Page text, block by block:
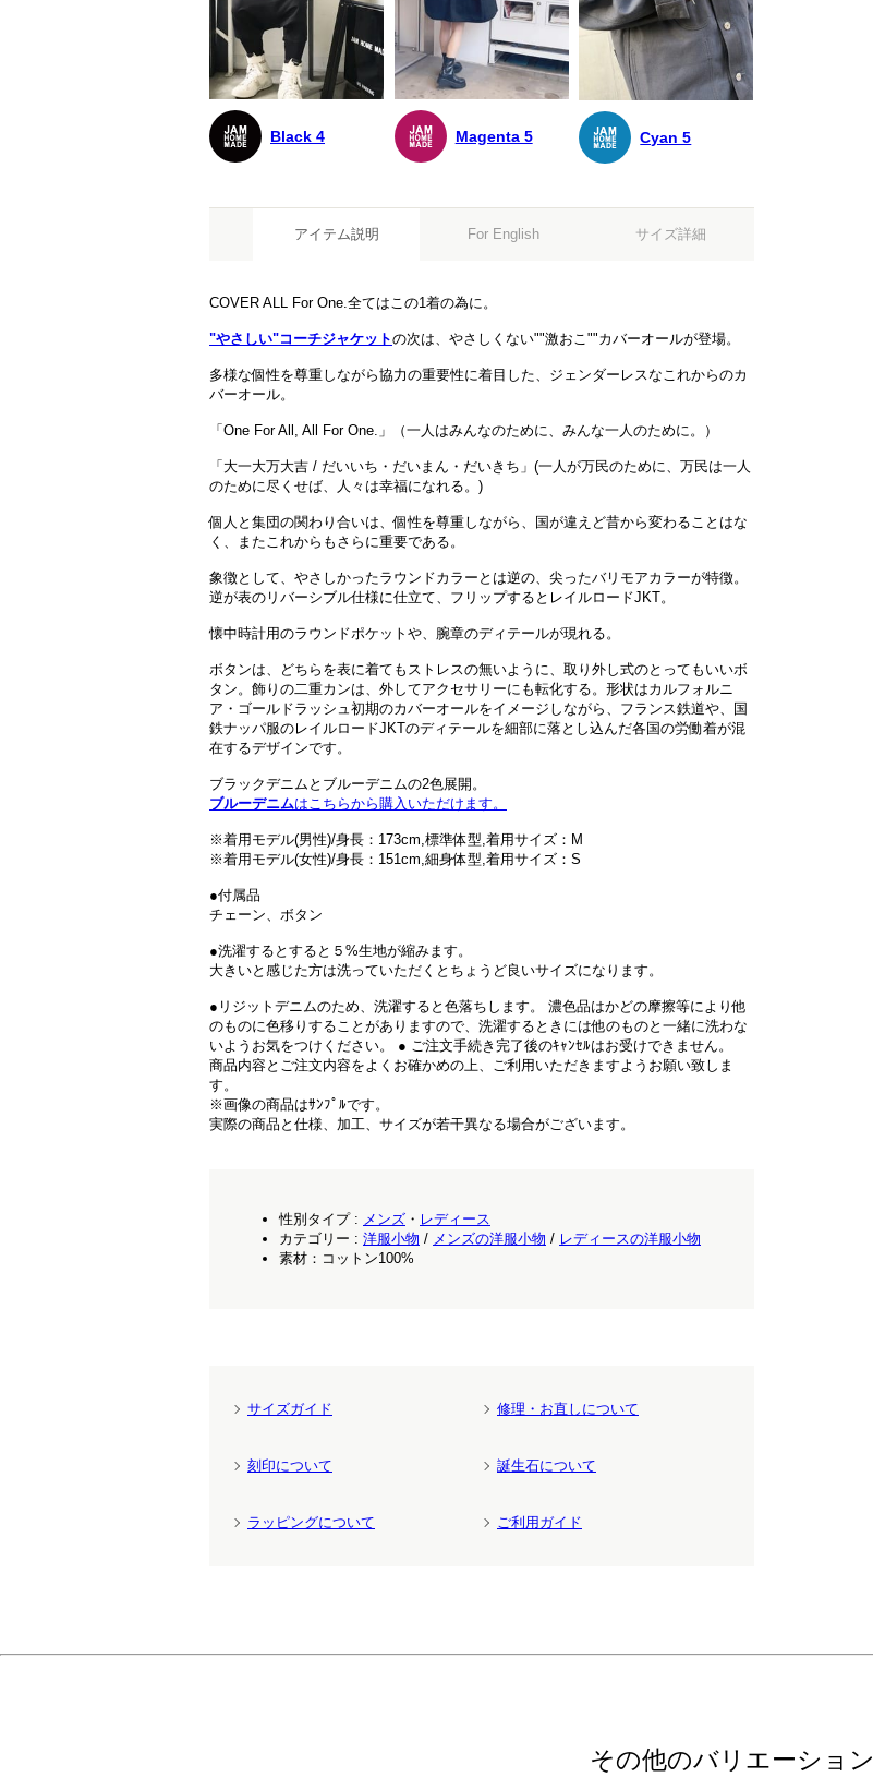
Black 4 Magenta 5 Cyan 5
アイテム説明 For English サイズ詳細
COVER ALL For One.全てはこの1着の為に。
"やさしい"コーチジャケットの次は、やさしくない""激おこ""カバーオールが登場。
多様な個性を尊重しながら協力の重要性に着目した、ジェンダーレスなこれからのカ
バーオール。
「One For All, All For One.」（一人はみんなのために、みんな一人のために。）
「大一大万大吉 / だいいち・だいまん・だいきち」(一人が万民のために、万民は一人
のために尽くせば、人々は幸福になれる。)
個人と集団の関わり合いは、個性を尊重しながら、国が違えど昔から変わることはな
く、またこれからもさらに重要である。
象徴として、やさしかったラウンドカラーとは逆の、尖ったバリモアカラーが特徴。
逆が表のリバーシブル仕様に仕立て、フリップするとレイルロードJKT。
懐中時計用のラウンドポケットや、腕章のディテールが現れる。
ボタンは、どちらを表に着てもストレスの無いように、取り外し式のとってもいいボ
タン。飾りの二重カンは、外してアクセサリーにも転化する。形状はカルフォルニ
ア・ゴールドラッシュ初期のカバーオールをイメージしながら、フランス鉄道や、国
鉄ナッパ服のレイルロードJKTのディテールを細部に落とし込んだ各国の労働着が混
在するデザインです。
ブラックデニムとブルーデニムの2色展開。
ブルーデニムはこちらから購入いただけます。
※着用モデル(男性)/身長：173cm,標準体型,着用サイズ：M
※着用モデル(女性)/身長：151cm,細身体型,着用サイズ：S
●付属品
チェーン、ボタン
●洗濯するとすると５%生地が縮みます。
大きいと感じた方は洗っていただくとちょうど良いサイズになります。
●リジットデニムのため、洗濯すると色落ちします。 濃色品はかどの摩擦等により他
のものに色移りすることがありますので、洗濯するときには他のものと一緒に洗わな
いようお気をつけください。 ● ご注文手続き完了後のｷｬﾝｾﾙはお受けできません。
商品内容とご注文内容をよくお確かめの上、ご利用いただきますようお願い致しま
す。
※画像の商品はｻﾝﾌﾟﾙです。
実際の商品と仕様、加工、サイズが若干異なる場合がございます。
性別タイプ : メンズ ・ レディース
カテゴリー : 洋服小物 / メンズの洋服小物 / レディースの洋服小物
素材：コットン100%
サイズガイド 修理・お直しについて
刻印について 誕生石について
ラッピングについて ご利用ガイド
その他のバリエーション